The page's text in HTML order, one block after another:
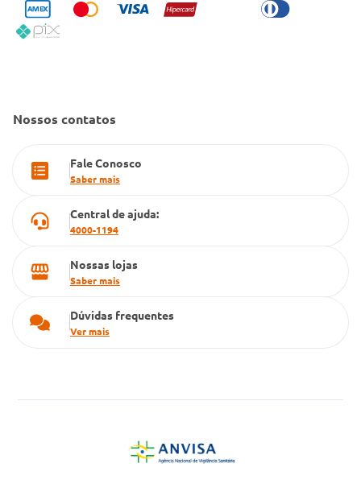
Código de Conduta
Política de Reembolso
Condeclin
Convênio Conlife
Cartão Grupo Conde
Nossos contatos
Fale Conosco
Saber mais
Central de ajuda:
4000-1194
Nossas lojas
Saber mais
Dúvidas frequentes
Ver mais